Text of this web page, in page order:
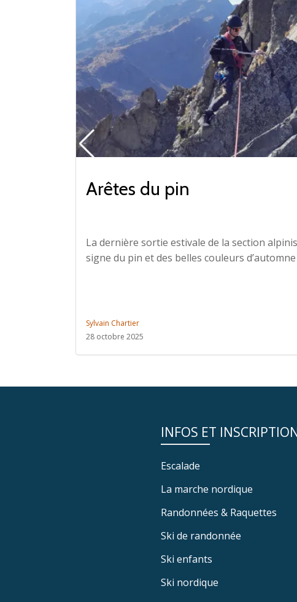
Arêtes du pin
La dernière sortie estivale de la section
signe du pin et des belles couleurs d’automne
Sylvain Chartier
28 octobre 2025
INFOS ET
Escalade
La marche nordique
Randonnées & Raquettes
Ski de randonnée
Ski enfants
Ski nordique